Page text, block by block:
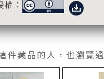
權：
件藏品的人，也瀏覽過